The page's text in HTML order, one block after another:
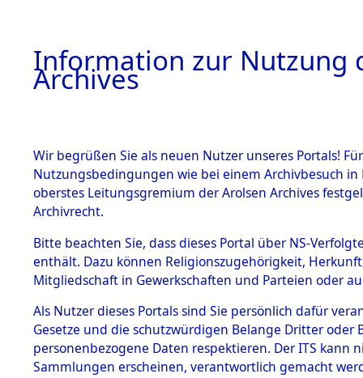
BESTÄNDE
1.
mente
5. Verschiedenes
5.3
Todesmärsche
Geldern
Information zur Nutzung
Archives
Wir begrüßen Sie als neuen Nutzer unseres Portals!
Nutzungsbedingungen wie bei einem Archivbesuch
oberstes Leitungsgremium der Arolsen Archives
Archivrecht.
Bitte beachten Sie, dass dieses Portal über NS-
enthält. Dazu können Religionszugehörigkeit,
Mitgliedschaft in Gewerkschaften und Parteien oder
Als Nutzer dieses Portals sind Sie persönlich dafür
Gesetze und die schutzwürdigen Belange Dritter
personenbezogene Daten respektieren. Der ITS
Sammlungen erscheinen, verantwortlich gemacht